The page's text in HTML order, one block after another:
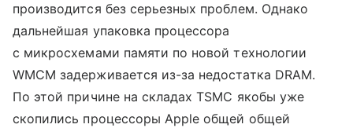
производится без серьезных проблем. Однако
дальнейшая упаковка процессора
с микросхемами памяти по новой технологии
WMCM задерживается из-за недостатка DRAM.
По этой причине на складах TSMC якобы уже
скопились процессоры Apple общей общей